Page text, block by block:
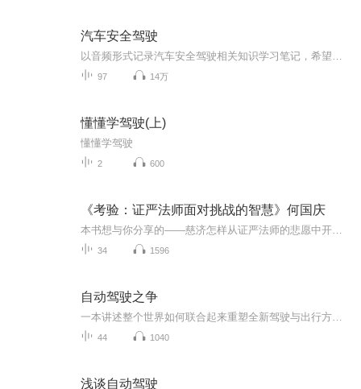
汽车安全驾驶
97 14万
懂懂学驾驶(上)
懂懂学驾驶
2 600
《考验：证严法师面对挑战的智慧》何国庆
34 1596
自动驾驶之争
44 1040
浅谈自动驾驶